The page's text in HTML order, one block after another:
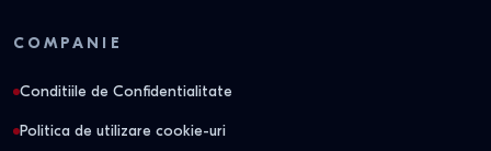
COMPANIE
Conditiile de Confidentialitate
Politica de utilizare cookie-uri